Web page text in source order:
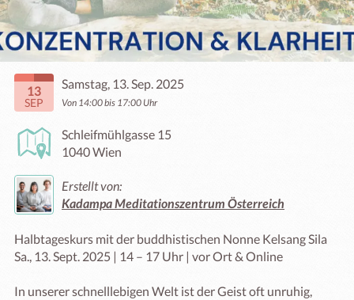
13
SEP
Samstag, 13. Sep. 2025
Von 14:00 bis 17:00 Uhr
Schleifmühlgasse 15
1040 Wien
Erstellt von:
Kadampa Meditationszentrum Österreich
Halbtageskurs mit der buddhistischen Nonne Kelsang Sila
Sa., 13. Sept. 2025 | 14 – 17 Uhr | vor Ort & Online
In unserer schnelllebigen Welt ist der Geist oft unruhig,